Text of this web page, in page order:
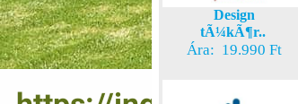
Design
tÃ¼kÃ¶r..
Ára: 19.990 Ft